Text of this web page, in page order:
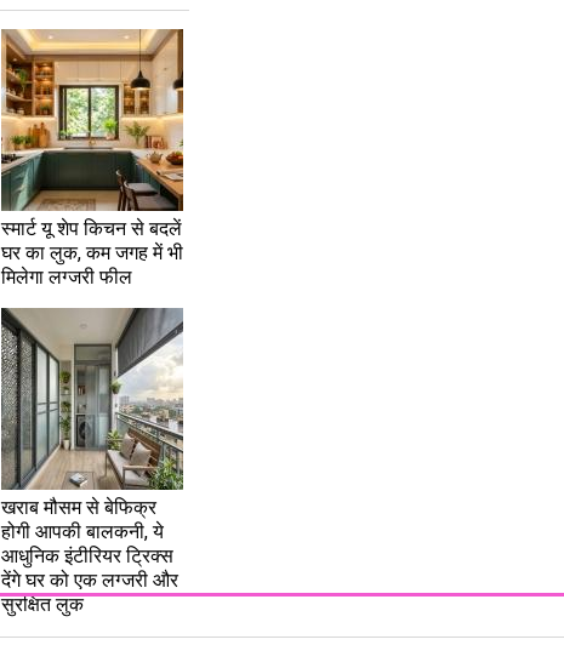
स्मार्ट यू शेप किचन से बदलें
घर का लुक, कम जगह में भी
मिलेगा लग्जरी फील
खराब मौसम से बेफिक्र
होगी आपकी बालकनी, ये
आधुनिक इंटीरियर ट्रिक्स
देंगे घर को एक लग्जरी और
सुरक्षित लुक